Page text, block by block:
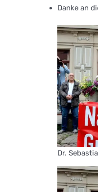
Danke an
Dr.